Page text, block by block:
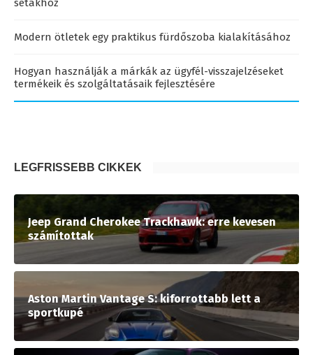
sétákhoz
Modern ötletek egy praktikus fürdőszoba kialakításához
Hogyan használják a márkák az ügyfél-visszajelzéseket
termékeik és szolgáltatásaik fejlesztésére
LEGFRISSEBB CIKKEK
Jeep Grand Cherokee Trackhawk: erre kevesen
számítottak
Aston Martin Vantage S: kiforrottabb lett a
sportkupé